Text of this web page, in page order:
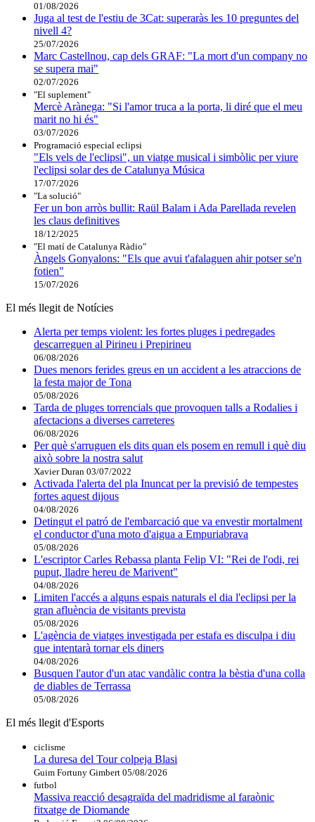
01/08/2026
Juga al test de l'estiu de 3Cat: superaràs les 10 preguntes del
nivell 4?
25/07/2026
Marc Castellnou, cap dels GRAF: "La mort d'un company no
se supera mai"
02/07/2026
"El suplement"
Mercè Arànega: "Si l'amor truca a la porta, li diré que el meu
marit no hi és"
03/07/2026
Programació especial eclipsi
"Els vels de l'eclipsi", un viatge musical i simbòlic per viure
l'eclipsi solar des de Catalunya Música
17/07/2026
"La solució"
Fer un bon arròs bullit: Raül Balam i Ada Parellada revelen
les claus definitives
18/12/2025
"El matí de Catalunya Ràdio"
Àngels Gonyalons: "Els que avui t'afalaguen ahir potser se'n
fotien"
15/07/2026
El més llegit de Notícies
Alerta per temps violent: les fortes pluges i pedregades
descarreguen al Pirineu i Prepirineu
06/08/2026
Dues menors ferides greus en un accident a les atraccions de
la festa major de Tona
05/08/2026
Tarda de pluges torrencials que provoquen talls a Rodalies i
afectacions a diverses carreteres
06/08/2026
Per què s'arruguen els dits quan els posem en remull i què diu
això sobre la nostra salut
Xavier Duran 03/07/2022
Activada l'alerta del pla Inuncat per la previsió de tempestes
fortes aquest dijous
04/08/2026
Detingut el patró de l'embarcació que va envestir mortalment
el conductor d'una moto d'aigua a Empuriabrava
05/08/2026
L'escriptor Carles Rebassa planta Felip VI: "Rei de l'odi, rei
puput, lladre hereu de Marivent"
04/08/2026
Limiten l'accés a alguns espais naturals el dia l'eclipsi per la
gran afluència de visitants prevista
05/08/2026
L'agència de viatges investigada per estafa es disculpa i diu
que intentarà tornar els diners
04/08/2026
Busquen l'autor d'un atac vandàlic contra la bèstia d'una colla
de diables de Terrassa
05/08/2026
El més llegit d'Esports
ciclisme
La duresa del Tour colpeja Blasi
Guim Fortuny Gimbert 05/08/2026
futbol
Massiva reacció desagraïda del madridisme al faraònic
fitxatge de Diomande